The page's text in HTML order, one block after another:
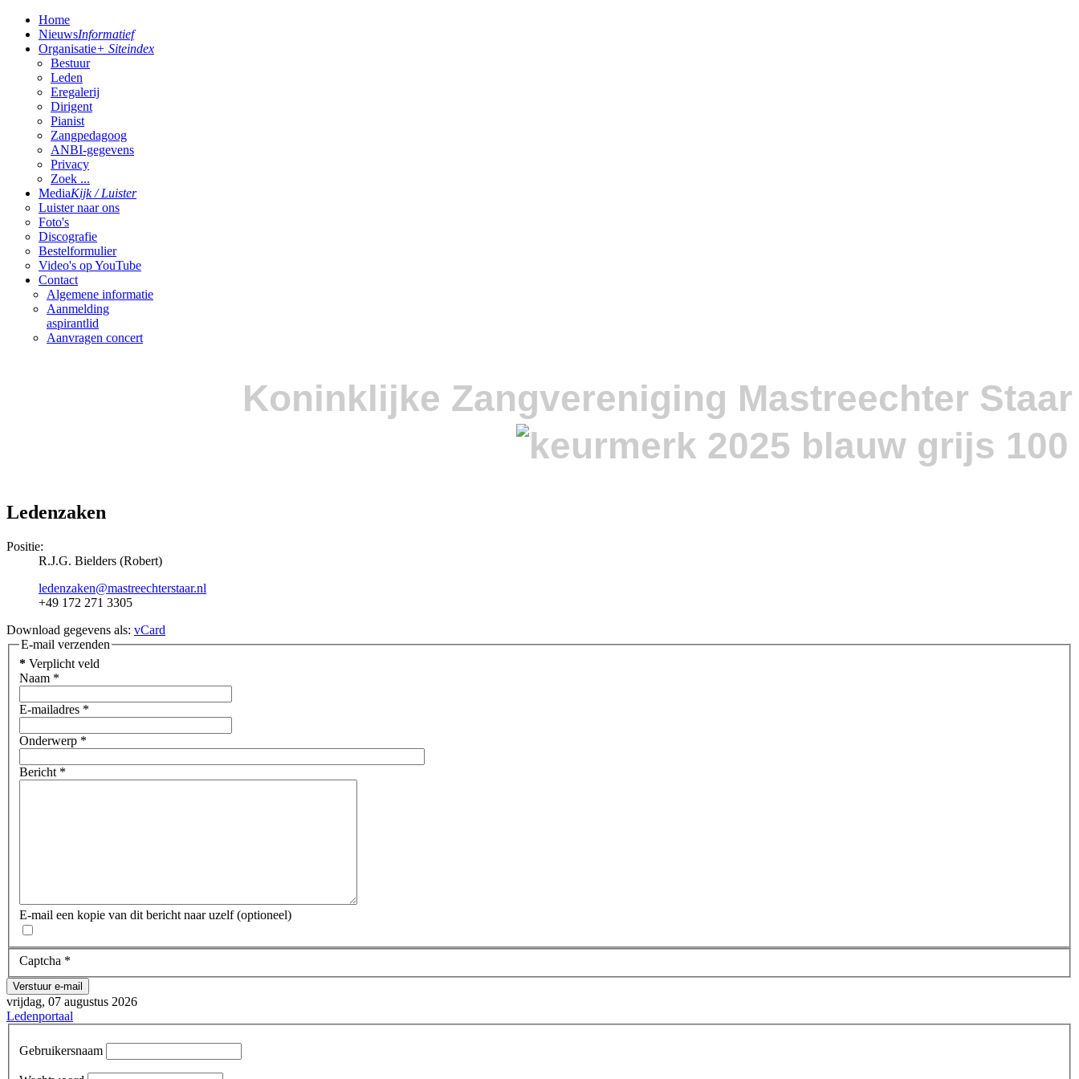
Home
NieuwsInformatief
Organisatie+ Siteindex
Bestuur
Leden
Eregalerij
Dirigent
Pianist
Zangpedagoog
ANBI-gegevens
Privacy
Zoek ...
MediaKijk / Luister
Luister naar ons
Foto's
Discografie
Bestelformulier
Video's op YouTube
Contact
Algemene informatie
Aanmelding
aspirantlid
Aanvragen concert
Koninklijke Zangvereniging Mastreechter Staar
Ledenzaken
Positie:
R.J.G. Bielders (Robert)
ledenzaken@mastreechterstaar.nl
+49 172 271 3305
Download gegevens als: vCard
E-mail verzenden
* Verplicht veld
Naam *
E-mailadres *
Onderwerp *
Bericht *
E-mail een kopie van dit bericht naar uzelf (optioneel)
Captcha *
Verstuur e-mail
vrijdag, 07 augustus 2026
Ledenportaal
Gebruikersnaam